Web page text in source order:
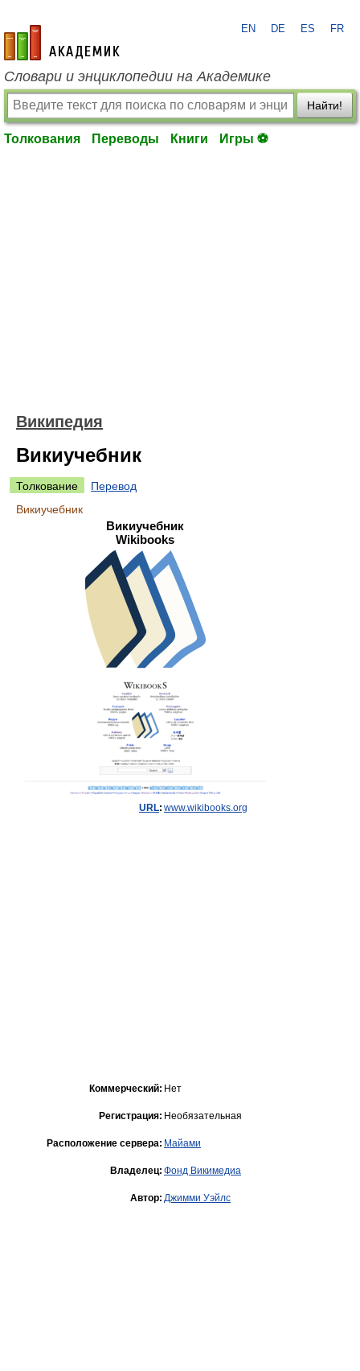
academic.ru
EN DE ES FR
Словари и энциклопедии на Академике
Найти!
Толкования Переводы Книги Игры ⚽
Википедия
Викиучебник
Толкование
Перевод
Викиучебник
Викиучебник
Wikibooks
URL: www.wikibooks.org
Коммерческий: Нет
Регистрация: Необязательная
Расположение сервера: Майами
Владелец: Фонд Викимедиа
Автор: Джимми Уэйлс